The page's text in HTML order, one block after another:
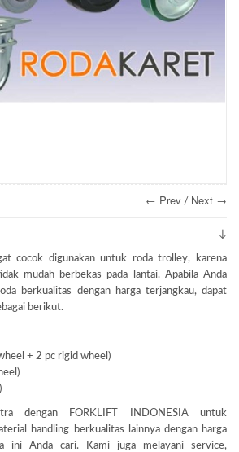
← Prev / Next →
cocok digunakan untuk roda trolley, karena
mudah berbekas pada lantai. Apabila Anda
berkualitas dengan harga terjangkau, dapat
berikut.
+ 2 pc rigid wheel)
dengan FORKLIFT INDONESIA untuk
handling berkualitas lainnya dengan harga
ini Anda cari. Kami juga melayani service,